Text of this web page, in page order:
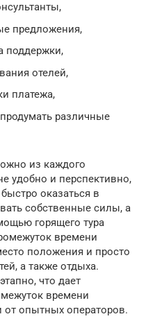
предложения,
поддержки,
отелей,
платежа,
различные
из каждого
удобно и перспективно,
оказаться в
собственные силы, а
горящего тура
времени
положения и просто
а также отдыха.
что дает
времени
от опытных операторов.